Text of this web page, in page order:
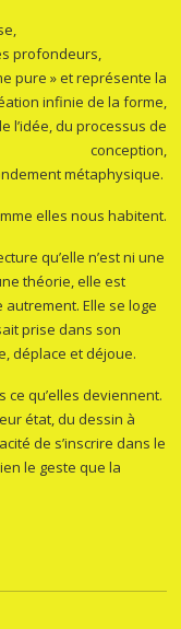
et contagieuse,
les profondeurs,
» et représente la
infinie de la forme,
l’idée, du processus de
conception,
métaphysique.
elles nous habitent.
qu’elle n’est ni une
théorie, elle est
Elle se loge
prise dans son
déplace et déjoue.
ce qu’elles deviennent.
état, du dessin à
de s’inscrire dans le
le geste que la